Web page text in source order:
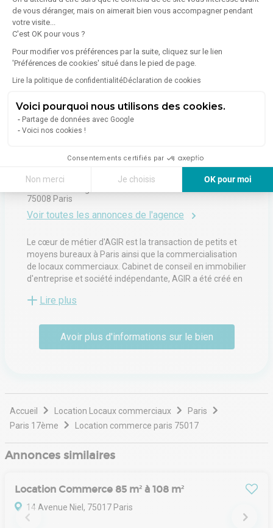
de vous déranger, mais on aimerait bien vous accompagner pendant
votre visite...
C'est OK pour vous ?
Pour modifier vos préférences par la suite, cliquez sur le lien
'Préférences de cookies' situé dans le pied de page.
Lire la politique de confidentialitéDéclaration de cookies
Voici pourquoi nous utilisons des cookies.
Partage de données avec Google
Voici nos cookies !
Consentements certifiés par
Non merci Je choisis
OK pour moi
Axeptio consent
Plateforme de Gestion du Consentement : Personnalisez vos Options
Notre plateforme vous permet d'adapter et de gérer vos paramètres
Émissions :
À propos de l'agence
A.G.I.R L'IMMOBILIER D'ENTREPRISE
75008 Paris
Voir toutes les annonces de l'agence
Le cœur de métier d'AGIR est la transaction de petits et
moyens bureaux à Paris ainsi que la commercialisation
de locaux commerciaux. Cabinet de conseil en immobilier
d'entreprise et société indépendante, AGIR a été créé en
leurs développements et de leur stratégie immobilière.
engagement personnel fort de la part des collaborateurs.
Lire plus
Avoir plus d'informations sur le bien
Accueil Location Locaux commerciaux
Paris
Paris 17ème
Location commerce paris 75017
Annonces similaires
Location Commerce 85 m² à 108 m²
14 Avenue Niel, 75017 Paris